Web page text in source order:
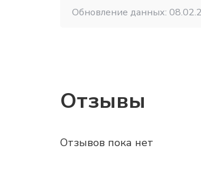
Обновление данных:
Отзывы
Отзывов пока нет